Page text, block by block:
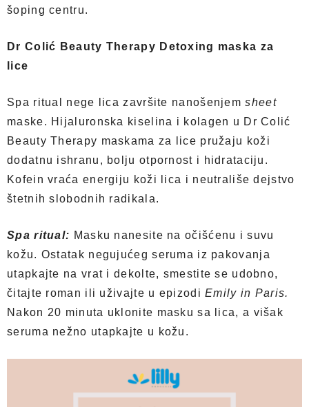
šoping centru.
Dr Colić Beauty Therapy Detoxing maska za
lice
Spa ritual nege lica završite nanošenjemsheet
maske. Hijaluronska kiselina i kolagen u Dr Colić
Beauty Therapy maskama za lice pružaju koži
dodatnu ishranu, bolju otpornost i hidrataciju.
Kofein vraća energiju koži lica i neutrališe dejstvo
štetnih slobodnih radikala.
Spa ritual: Masku nanesite na očišćenu i suvu
kožu. Ostatak negujućeg seruma iz pakovanja
utapkajte na vrat i dekolte, smestite se udobno,
čitajte roman ili uživajte u epizodiEmily in Paris.
Nakon 20 minuta uklonite masku sa lica, a višak
seruma nežno utapkajte u kožu.